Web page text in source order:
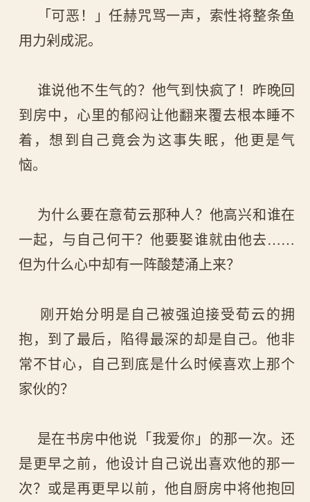
「可恶！」任赫咒骂一声，索性将整条鱼
用力剁成泥。
谁说他不生气的？他气到快疯了！昨晚回
到房中，心里的郁闷让他翻来覆去根本睡不
着，想到自己竟会为这事失眠，他更是气
恼。
为什么要在意荀云那种人？他高兴和谁在
一起，与自己何干？他要娶谁就由他去……
但为什么心中却有一阵酸楚涌上来？
刚开始分明是自己被强迫接受荀云的拥
抱，到了最后，陷得最深的却是自己。他非
常不甘心，自己到底是什么时候喜欢上那个
家伙的？
是在书房中他说「我爱你」的那一次。还
是更早之前，他设计自己说出喜欢他的那一
次？或是再更早以前，他自厨房中将他抱回